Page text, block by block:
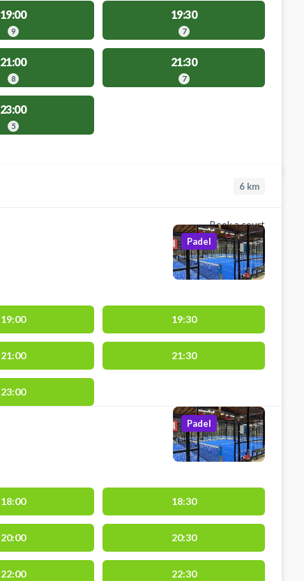
19:00
9
19:30
7
21:00
8
21:30
7
23:00
5
6 km
Book a court
Padel
19:00 19:30
21:00 21:30
23:00
Padel
18:00 18:30
20:00 20:30
22:00 22:30